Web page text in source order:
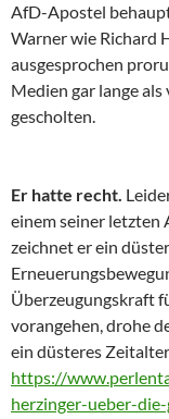
AfD-Apostel
Warner wie Richard
ausgesprochen
Medien gar lange
gescholten.
Er hatte recht.
einem seiner letzten
zeichnet er ein
Überzeugungskraft
vorangehen, drohe
ein düsteres
https://
herzinger-ueber-